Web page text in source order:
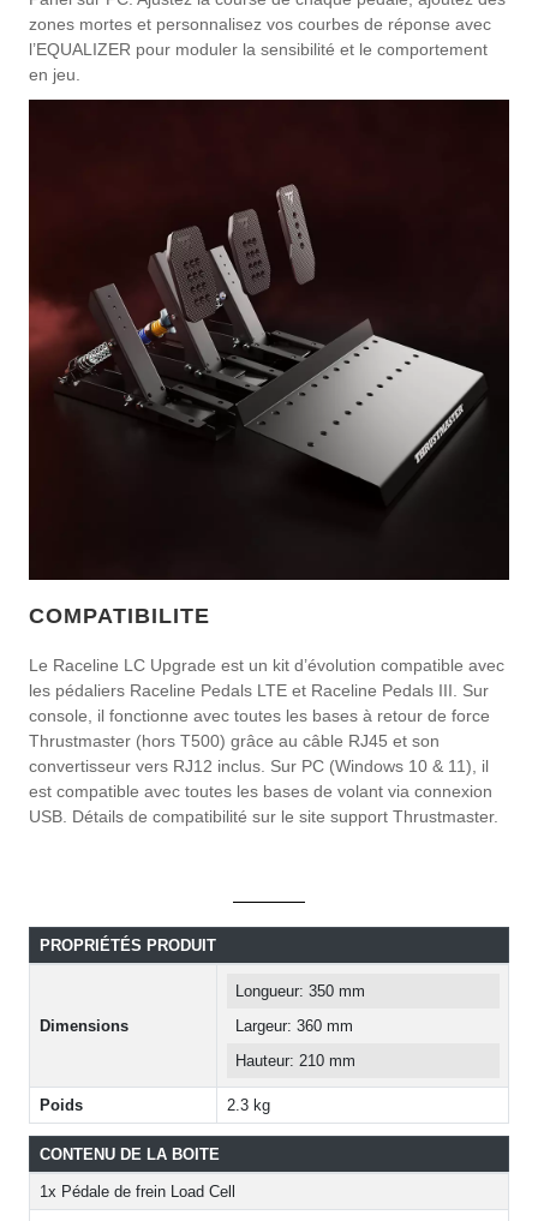
zones mortes et personnalisez vos courbes de réponse avec
l’EQUALIZER pour moduler la sensibilité et le comportement
en jeu.
COMPATIBILITE
Le Raceline LC Upgrade est un kit d’évolution compatible avec
les pédaliers Raceline Pedals LTE et Raceline Pedals III. Sur
console, il fonctionne avec toutes les bases à retour de force
Thrustmaster (hors T500) grâce au câble RJ45 et son
convertisseur vers RJ12 inclus. Sur PC (Windows 10 & 11), il
est compatible avec toutes les bases de volant via connexion
USB. Détails de compatibilité sur le site support Thrustmaster.
PROPRIÉTÉS PRODUIT
Dimensions
Longueur: 350 mm
Largeur: 360 mm
Hauteur: 210 mm
Poids 2.3 kg
CONTENU DE LA BOITE
1x Pédale de frein Load Cell